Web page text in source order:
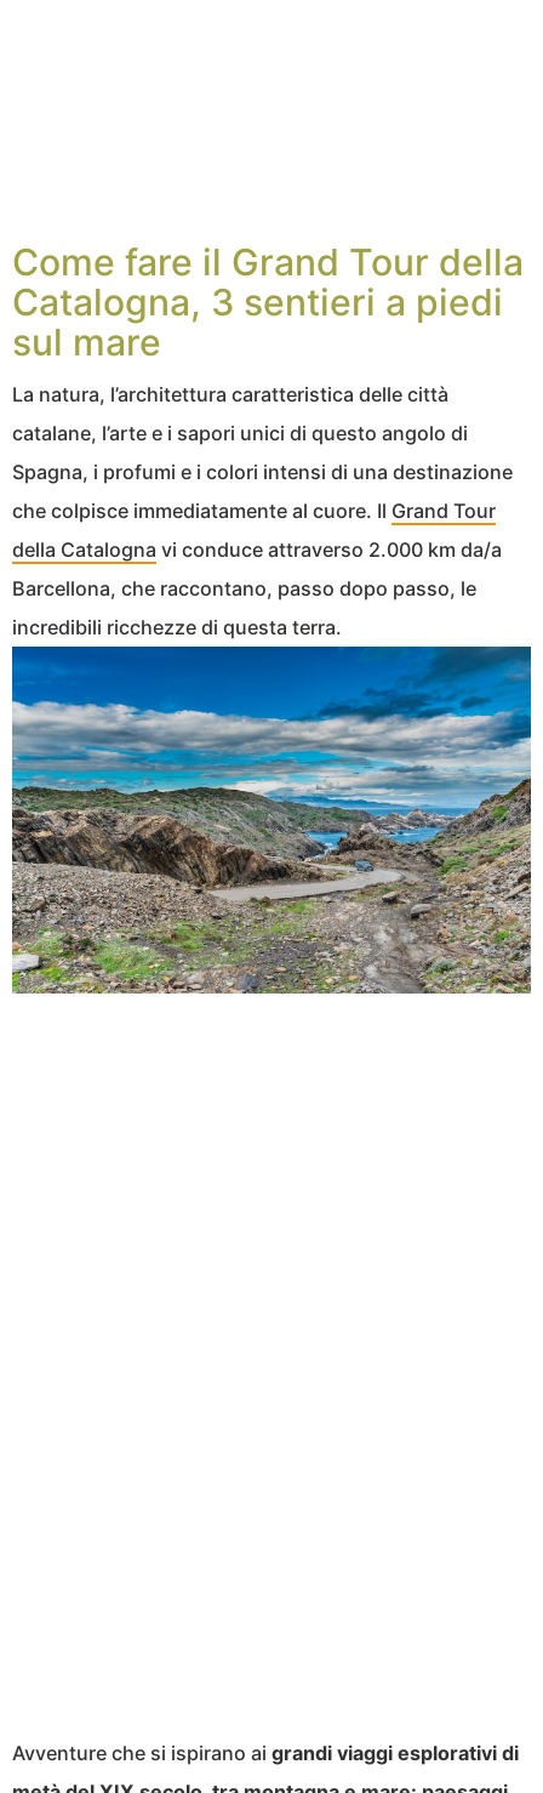
Come fare il Grand Tour della
Catalogna, 3 sentieri a piedi
sul mare
La natura, l’architettura caratteristica delle città
catalane, l’arte e i sapori unici di questo angolo di
Spagna, i profumi e i colori intensi di una destinazione
che colpisce immediatamente al cuore. Il Grand Tour
della Catalogna vi conduce attraverso 2.000 km da/a
Barcellona, che raccontano, passo dopo passo, le
incredibili ricchezze di questa terra.
Avventure che si ispirano ai grandi viaggi esplorativi di